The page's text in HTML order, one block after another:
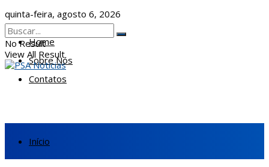
quinta-feira, agosto 6, 2026
Home
Sobre Nós
Contatos
No Result
View All Result
Início